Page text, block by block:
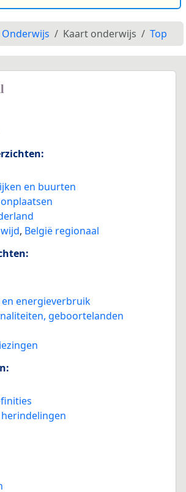
Onderwijs Kaart onderwijs Top
en buurten
, België regionaal
energieverbruik
geboortelanden